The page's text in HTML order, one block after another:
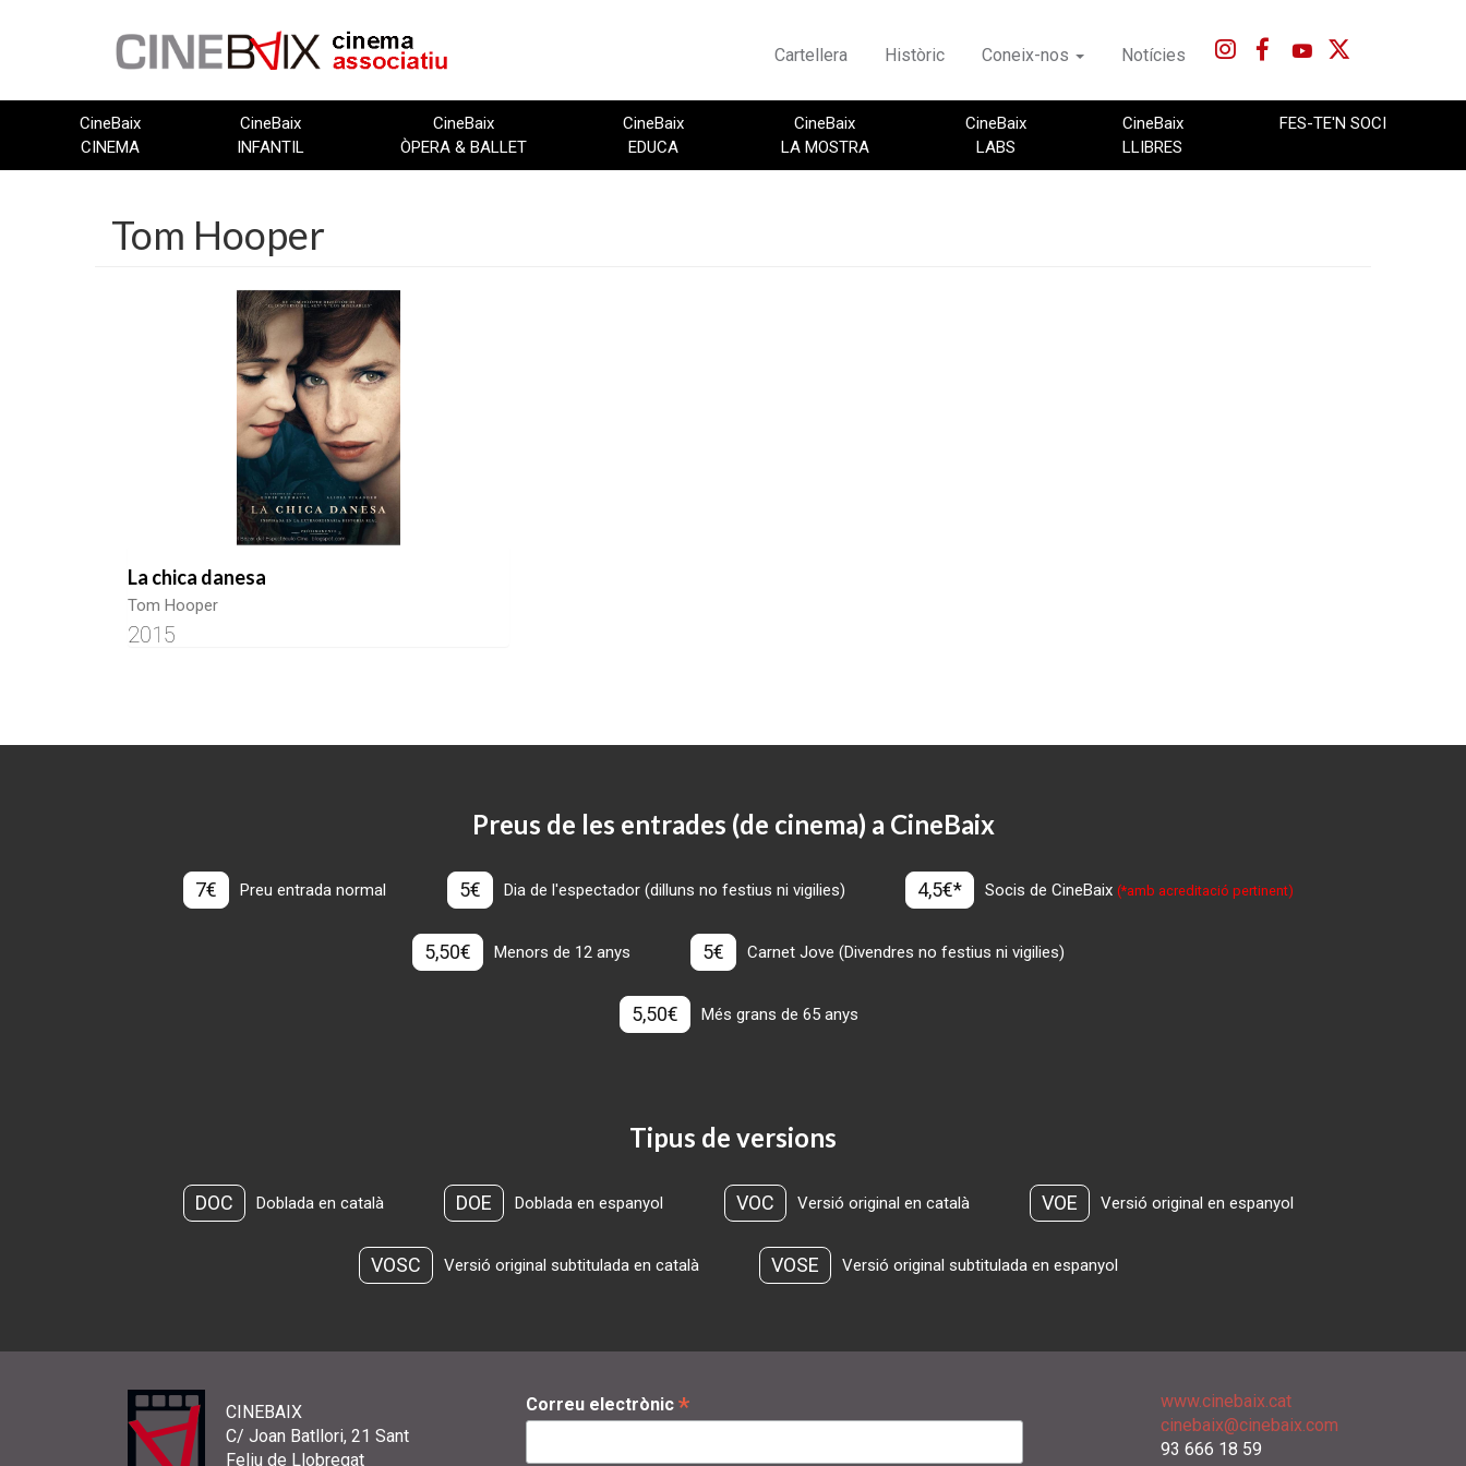
Cartellera Històric Coneix-nos Notícies
CineBaix
CINEMA
CineBaix
INFANTIL
CineBaix
ÒPERA & BALLET
CineBaix
EDUCA
CineBaix
LA MOSTRA
CineBaix
LABS
CineBaix
LLIBRES
FES-TE'N SOCI
Tom Hooper
La chica danesa
Tom Hooper
2015
Preus de les entrades (de cinema) a CineBaix
7€ Preu entrada normal 5€ Dia de l'espectador (dilluns no festius ni vigilies) 4,5€* Socis de CineBaix(*amb acreditació pertinent)
5,50€ Menors de 12 anys 5€ Carnet Jove (Divendres no festius ni vigilies)
5,50€ Més grans de 65 anys
Tipus de versions
DOC Doblada en català DOE Doblada en espanyol VOC Versió original en català VOE Versió original en espanyol
VOSC Versió original subtitulada en català VOSE Versió original subtitulada en espanyol
CINEBAIX
C/ Joan Batllori, 21 Sant
Feliu de Llobregat
Correu electrònic *
www.cinebaix.cat
cinebaix@cinebaix.com
93 666 18 59